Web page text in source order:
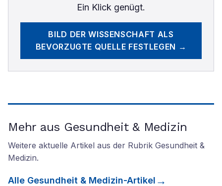
Ein Klick genügt.
BILD DER WISSENSCHAFT ALS
BEVORZUGTE QUELLE FESTLEGEN →
Mehr aus Gesundheit & Medizin
Weitere aktuelle Artikel aus der Rubrik Gesundheit &
Medizin.
Alle Gesundheit & Medizin-Artikel